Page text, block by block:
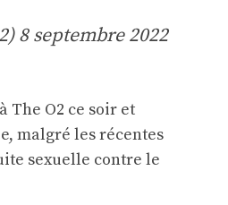
8 septembre 2022
The O2 ce soir et
malgré les récentes
sexuelle contre le